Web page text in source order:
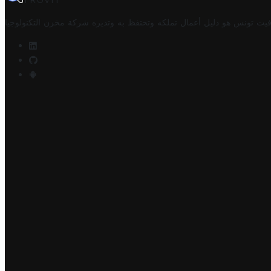
تونس هو دليل أعمال تملكه وتحتفظ به وتديره شركة مخزن التكنولوجيا